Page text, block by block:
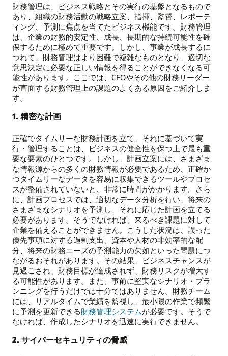
財務管理は、ビジネス戦略とその実行の基盤となるもので
あり、組織の財務活動の戦略立案、指揮、監督、レポーテ
ィング、予測に焦点を当てたビジネス機能です。財務管理
は、企業の財務的安定性、成長、長期的な持続可能性を確
保するために極めて重要です。しかし、事業が成長するに
つれて、財務管理はより困難で複雑なものとなり、適切な
意思決定に必要な正しい情報を得ることができなくなる可
能性があります。ここでは、CFOやその他の財務リーダー
が直面する財務管理上の課題のよくある原因をご紹介しま
す。
1. 精密な計画
正確でタイムリーな財務計画を立て、それに基づいて実
行・管理することは、ビジネスの健全性を保つ上で最も重
要な要素のひとつです。しかし、計画立案には、さまざま
な情報源からの多くの財務情報が必要であるため、正確か
つタイムリーなデータを容易に収集できるツールやプロセ
スが整備されていないと、非常に時間がかかります。さら
に、計画プロセスでは、適切なデータ分析を行い、将来の
さまざまなシナリオを予測し、それに応じた計画を立てる
必要があります。そうでなければ、来るべき課題に対して
企業を備えることができません。こうした状況は、誤った
優先事項に対する過剰支出、資本や人材の非効率的な配
分、将来の財務ニーズの予測能力の欠如といった問題につ
ながるおそれがあります。その結果、ビジネスチャンスが
見過ごされ、財務目標が達成されず、財務リスクが増大す
る可能性があります。また、事前に堅実なシナリオ・プラ
ンニングを行うだけでは十分ではありません。財務チーム
には、リアルタイムで業績を監視し、最小限の作業で頻繁
に予測を更新できる財務管理システムが必要です。そうで
なければ、作成したシナリオを迅速に実行できません。
2. サイバーセキュリティの脅威